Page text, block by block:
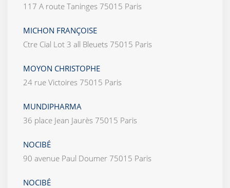
117 A route Taninges 75015 Paris
MICHON FRANÇOISE
Ctre Cial Lot 3 all Bleuets 75015 Paris
MOYON CHRISTOPHE
24 rue Victoires 75015 Paris
MUNDIPHARMA
36 place Jean Jaurès 75015 Paris
NOCIBÉ
90 avenue Paul Doumer 75015 Paris
NOCIBÉ